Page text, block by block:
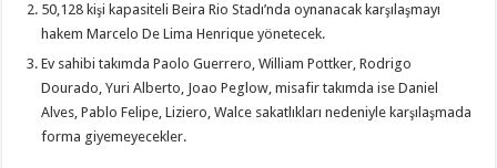
50,128 kişi kapasiteli Beira Rio Stadı’nda oynanacak karşılaşmayı
hakem Marcelo De Lima Henrique yönetecek.
Ev sahibi takımda Paolo Guerrero, William Pottker, Rodrigo
Dourado, Yuri Alberto, Joao Peglow, misafir takımda ise Daniel
Alves, Pablo Felipe, Liziero, Walce sakatlıkları nedeniyle karşılaşmada
forma giyemeyecekler.